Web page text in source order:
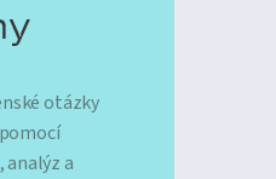
otázky
analýz a